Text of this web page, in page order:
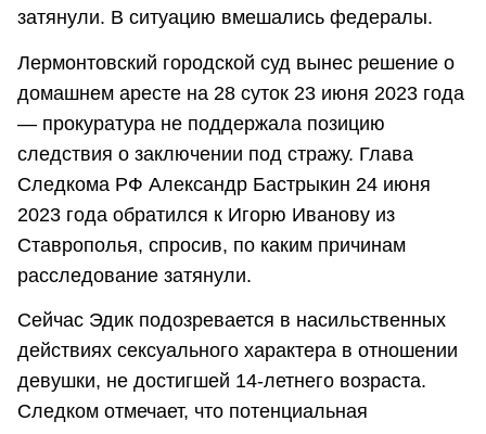
затянули. В ситуацию вмешались федералы.
Лермонтовский городской суд вынес решение о
домашнем аресте на 28 суток 23 июня 2023 года
— прокуратура не поддержала позицию
следствия о заключении под стражу. Глава
Следкома РФ Александр Бастрыкин 24 июня
2023 года обратился к Игорю Иванову из
Ставрополья, спросив, по каким причинам
расследование затянули.
Сейчас Эдик подозревается в насильственных
действиях сексуального характера в отношении
девушки, не достигшей 14-летнего возраста.
Следком отмечает, что потенциальная